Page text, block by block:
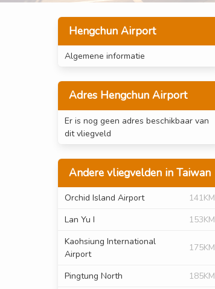
Hengchun Airport
Algemene informatie
Adres Hengchun Airport
Er is nog geen adres beschikbaar van
dit vliegveld
Andere vliegvelden in Taiwan
Orchid Island Airport
141KM
Lan Yu I
153KM
Kaohsiung International
Airport
175KM
Pingtung North 185KM